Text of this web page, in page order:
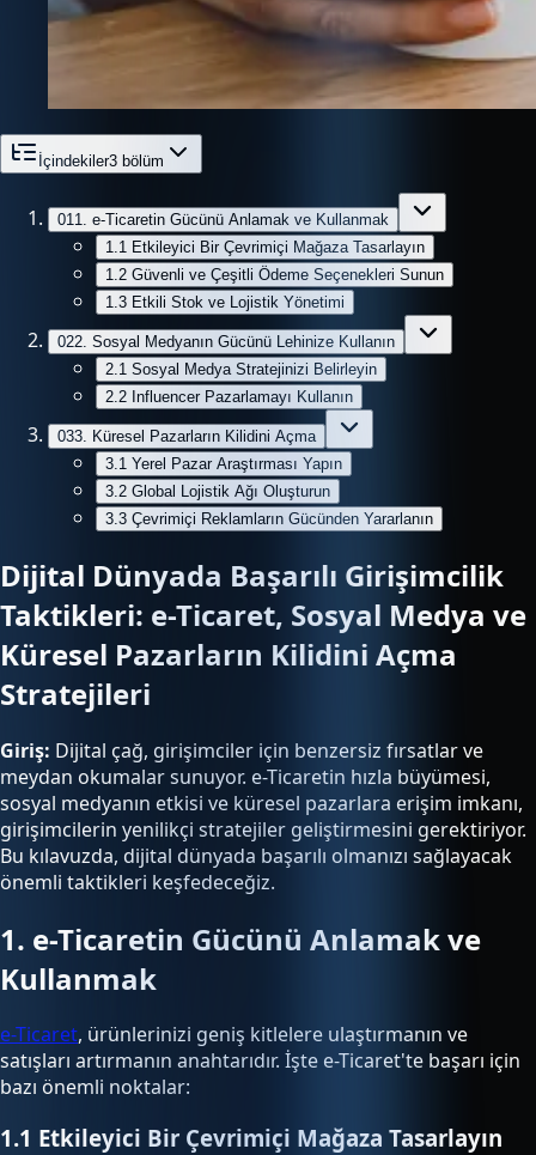
İçindekiler3 bölüm
01 1. e-Ticaretin Gücünü Anlamak ve Kullanmak
1.1 Etkileyici Bir Çevrimiçi Mağaza Tasarlayın
1.2 Güvenli ve Çeşitli Ödeme Seçenekleri Sunun
1.3 Etkili Stok ve Lojistik Yönetimi
022. Sosyal Medyanın Gücünü Lehinize Kullanın
2.1 Sosyal Medya Stratejinizi Belirleyin
2.2 Influencer Pazarlamayı Kullanın
033. Küresel Pazarların Kilidini Açma
3.1 Yerel Pazar Araştırması Yapın
3.2 Global Lojistik Ağı Oluşturun
3.3 Çevrimiçi Reklamların Gücünden Yararlanın
Dijital Dünyada Başarılı Girişimcilik
Taktikleri: e-Ticaret, Sosyal Medya ve
Küresel Pazarların Kilidini Açma
Stratejileri
Giriş: Dijital çağ, girişimciler için benzersiz fırsatlar ve
meydan okumalar sunuyor. e-Ticaretin hızla büyümesi,
sosyal medyanın etkisi ve küresel pazarlara erişim imkanı,
girişimcilerin yenilikçi stratejiler geliştirmesini gerektiriyor.
Bu kılavuzda, dijital dünyada başarılı olmanızı sağlayacak
önemli taktikleri keşfedeceğiz.
1. e-Ticaretin Gücünü Anlamak ve
Kullanmak
e-Ticaret, ürünlerinizi geniş kitlelere ulaştırmanın ve
satışları artırmanın anahtarıdır. İşte e-Ticaret'te başarı için
bazı önemli noktalar:
1.1 Etkileyici Bir Çevrimiçi Mağaza Tasarlayın